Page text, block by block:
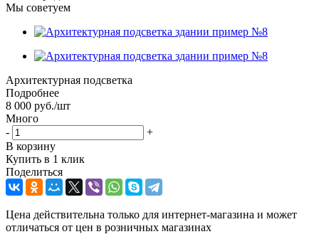
Мы советуем
Архитектурная подсветка
Подробнее
8 000 руб./шт
Много
-
+
В корзину
Купить в 1 клик
Поделиться
Цена действительна только для интернет-магазина и может
отличаться от цен в розничных магазинах